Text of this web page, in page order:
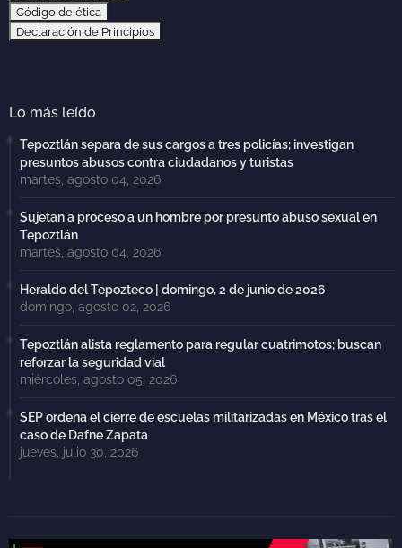
Código de ética
Declaración de Principios
Lo más leído
Tepoztlán separa de sus cargos a tres policías; investigan
presuntos abusos contra ciudadanos y turistas
martes, agosto 04, 2026
Sujetan a proceso a un hombre por presunto abuso sexual en
Tepoztlán
martes, agosto 04, 2026
Heraldo del Tepozteco | domingo, 2 de junio de 2026
domingo, agosto 02, 2026
Tepoztlán alista reglamento para regular cuatrimotos; buscan
reforzar la seguridad vial
miércoles, agosto 05, 2026
SEP ordena el cierre de escuelas militarizadas en México tras el
caso de Dafne Zapata
jueves, julio 30, 2026